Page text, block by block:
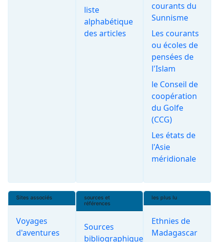
liste
alphabétique
des articles
courants du
Sunnisme
Les courants
ou écoles de
pensées de
l'Islam
le Conseil de
coopération
du Golfe
(CCG)
Les états de
l'Asie
méridionale
Sites associés
Voyages
d'aventures
sources et
références
Sources
bibliographiques
les plus lu
Ethnies de
Madagascar